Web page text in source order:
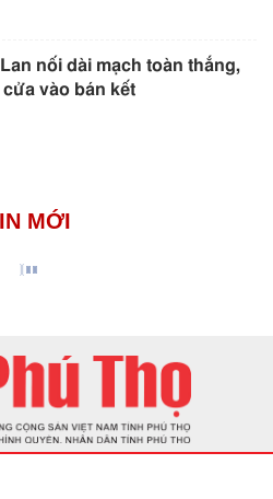
nối dài mạch toàn thắng,
vào bán kết
MỚI